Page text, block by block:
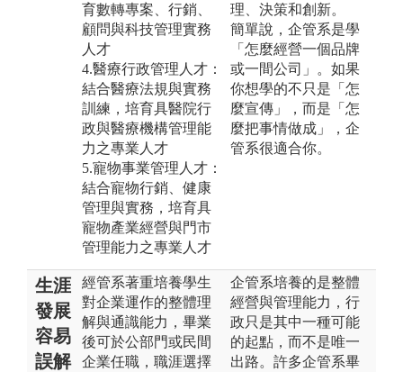
育數轉專案、行銷、
顧問與科技管理實務
人才
4.醫療行政管理人才：
結合醫療法規與實務
訓練，培育具醫院行
政與醫療機構管理能
力之專業人才
5.寵物事業管理人才：
結合寵物行銷、健康
管理與實務，培育具
寵物產業經營與門市
管理能力之專業人才
理、決策和創新。
簡單說，企管系是學
「怎麼經營一個品牌
或一間公司」。如果
你想學的不只是「怎
麼宣傳」，而是「怎
麼把事情做成」，企
管系很適合你。
生涯
發展
容易
誤解
經管系著重培養學生
對企業運作的整體理
解與通識能力，畢業
後可於公部門或民間
企業任職，職涯選擇
企管系培養的是整體
經營與管理能力，行
政只是其中一種可能
的起點，而不是唯一
出路。許多企管系畢